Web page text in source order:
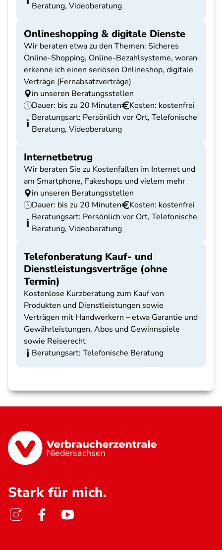
Beratung, Videoberatung
Onlineshopping & digitale Dienste
Wir beraten etwa zu den Themen: Sicheres
Online-Shopping, Online-Bezahlsysteme, woran
erkenne ich einen seriösen Onlineshop, digitale
Verträge (Fernabsatzverträge)
in unseren Beratungsstellen
Dauer: bis zu 20 Minuten
Kosten: kostenfrei
Beratungsart: Persönlich vor Ort, Telefonische
Beratung, Videoberatung
Internetbetrug
Wir beraten Sie zu Kostenfallen im Internet und
am Smartphone, Fakeshops und vielem mehr
in unseren Beratungsstellen
Dauer: bis zu 20 Minuten
Kosten: kostenfrei
Beratungsart: Persönlich vor Ort, Telefonische
Beratung, Videoberatung
Telefonberatung Kauf- und
Dienstleistungsverträge (ohne
Termin)
Kostenlose Kurzberatung zum Kauf von
Produkten und Dienstleistungen sowie
Verträgen mit Handwerkern – etwa Garantie und
Gewährleistungen, Abos und Gewinnspiele
sowie Reiserecht
Beratungsart: Telefonische Beratung
Niedersachsen
Stark für mich.